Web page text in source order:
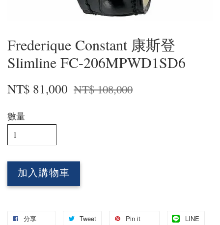
Frederique Constant 康斯登
Slimline FC-206MPWD1SD6
NT$ 81,000 NT$ 108,000
數量
加入購物車
分享 Tweet Pin it LINE